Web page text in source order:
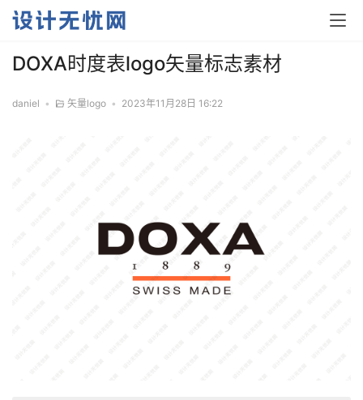
DOXA时度表logo矢量标志素材
daniel • 矢量logo • 2023年11月28日 16:22